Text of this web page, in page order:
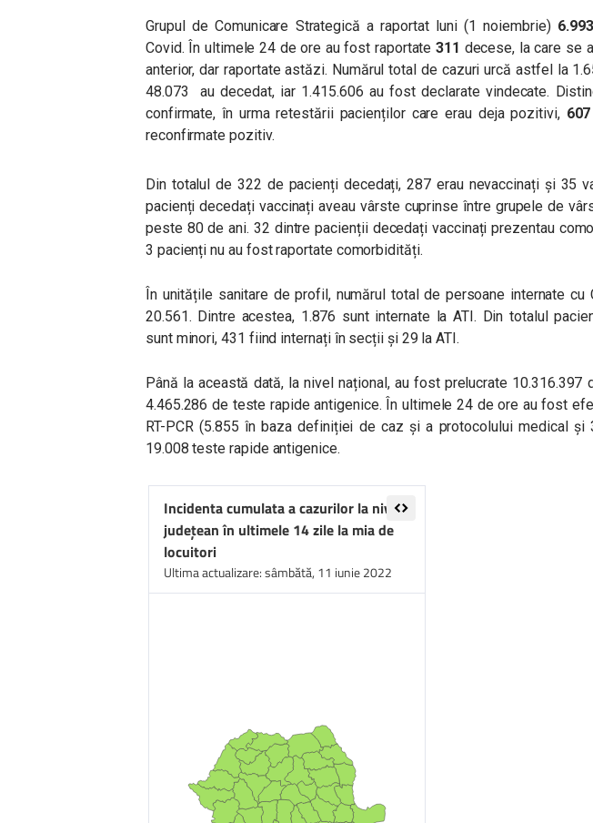
Grupul de Comunicare Strategică a raportat luni (1 noiembrie) 6.993
Covid. În ultimele 24 de ore au fost raportate311 decese, la care se
anterior, dar raportate astăzi. Numărul total de cazuri urcă astfel la
48.073 au decedat, iar 1.415.606 au fost declarate vindecate.
confirmate, în urma retestării pacienților care erau deja pozitivi, 607
reconfirmate pozitiv.
Din totalul de 322 de pacienți decedați, 287 erau nevaccinați și 35
pacienți decedați vaccinați aveau vârste cuprinse între grupele de
peste 80 de ani. 32 dintre pacienții decedați vaccinați prezentau
3 pacienți nu au fost raportate comorbidități.
În unitățile sanitare de profil, numărul total de persoane internate cu
20.561. Dintre acestea, 1.876 sunt internate la ATI. Din totalul
sunt minori, 431 fiind internați în secții și 29 la ATI.
Până la această dată, la nivel național, au fost prelucrate 10.316.397
4.465.286 de teste rapide antigenice. În ultimele 24 de ore au fost
RT-PCR (5.855 în baza definiției de caz și a protocolului medical și
19.008 teste rapide antigenice.